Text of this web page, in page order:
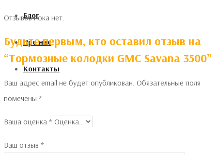
Блог
Про нас
Контакты
Отзывов пока нет.
Будьте первым, кто оставил отзыв на
“Тормозные колодки GMC Savana 3500”
Ваш адрес email не будет опубликован. Обязательные поля
помечены *
Ваша оценка *
Ваш отзыв *